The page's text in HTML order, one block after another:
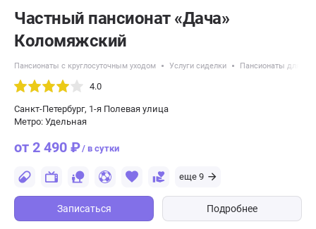
Частный пансионат «Дача»
Коломяжский
Пансионаты с круглосуточным уходом Услуги сиделки Пансионаты для
4.0
Санкт-Петербург, 1-я Полевая улица
Метро: Удельная
от 2 490 ₽/ в сутки
еще 9
Записаться Подробнее